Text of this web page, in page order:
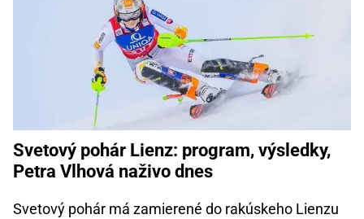
Svetový pohár Lienz: program, výsledky,
Petra Vlhová naživo dnes
Svetový pohár má zamierené do rakúskeho Lienzu